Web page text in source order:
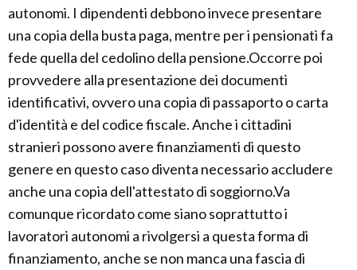
autonomi. I dipendenti debbono invece presentare
una copia della busta paga, mentre per i pensionati fa
fede quella del cedolino della pensione.Occorre poi
provvedere alla presentazione dei documenti
identificativi, ovvero una copia di passaporto o carta
d'identità e del codice fiscale. Anche i cittadini
stranieri possono avere finanziamenti di questo
genere en questo caso diventa necessario accludere
anche una copia dell'attestato di soggiorno.Va
comunque ricordato come siano soprattutto i
lavoratori autonomi a rivolgersi a questa forma di
finanziamento, anche se non manca una fascia di